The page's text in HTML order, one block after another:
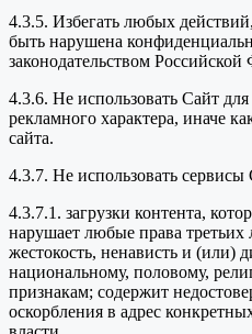
4.3.5. Избегать любых
быть нарушена
законодательством
4.3.6. Не использовать Сайт
рекламного характера, иначе
сайта.
4.3.7. Не использовать сервисы
4.3.7.1. загрузки контента,
нарушает любые права третьих
жестокость, ненависть и (или)
национальному, половому,
признакам; содержит
оскорбления в адрес